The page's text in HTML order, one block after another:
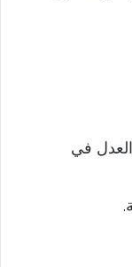
في